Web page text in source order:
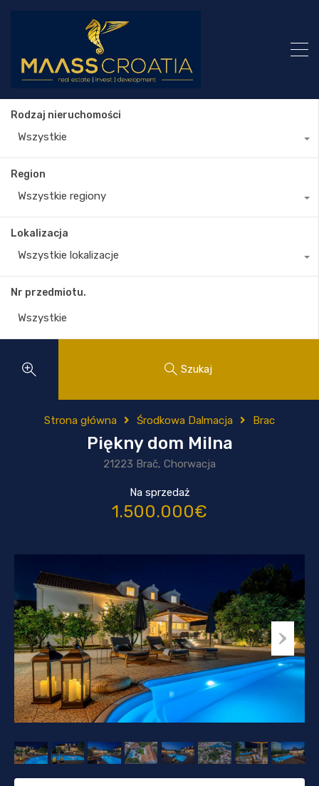
Rodzaj nieruchomości
Wszystkie
Region
Wszystkie regiony
Lokalizacja
Wszystkie lokalizacje
Nr przedmiotu.
Szukaj
Strona główna Środkowa Dalmacja Brac
Piękny dom Milna
21223 Brač, Chorwacja
Na sprzedaż
1.500.000€